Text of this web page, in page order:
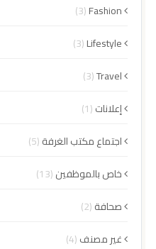
Fashion
(3)
Lifestyle
(3)
Travel
(3)
إعلانات(1)
اجتماع مكتب الغرفة(5)
خاص بالموظفين(13)
صحافة(2)
غير مصنف(4)